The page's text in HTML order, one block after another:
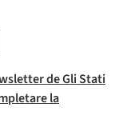
de Gli Stati
la